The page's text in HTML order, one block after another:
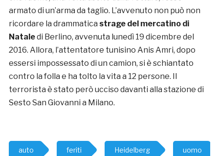
armato di un’arma da taglio. L’avvenuto non può non
ricordare la drammatica strage del mercatino di
Nataledi Berlino, avvenuta lunedì 19 dicembre del
2016. Allora, l’attentatore tunisino Anis Amri, dopo
essersi impossessato di un camion, si è schiantato
contro la folla e ha tolto la vita a 12 persone. Il
terrorista è stato però ucciso davanti alla stazione di
Sesto San Giovanni a Milano.
auto feriti Heidelberg uomo